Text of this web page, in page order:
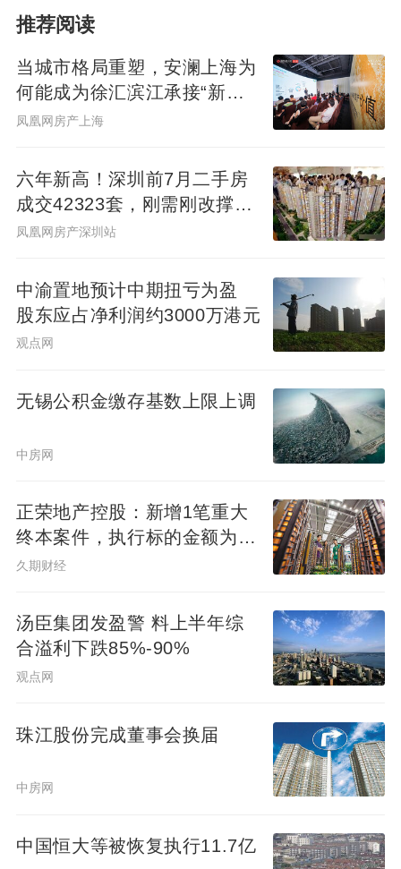
推荐阅读
当城市格局重塑，安澜上海为
何能成为徐汇滨江承接“新质
生产力”的人居锚点？
凤凰网房产上海
六年新高！深圳前7月二手房
成交42323套，刚需刚改撑
起"量的回归"
凤凰网房产深圳站
中渝置地预计中期扭亏为盈
股东应占净利润约3000万港元
观点网
无锡公积金缴存基数上限上调
中房网
正荣地产控股：新增1笔重大
终本案件，执行标的金额为
4.73亿元
久期财经
汤臣集团发盈警 料上半年综
合溢利下跌85%-90%
观点网
珠江股份完成董事会换届
中房网
中国恒大等被恢复执行11.7亿